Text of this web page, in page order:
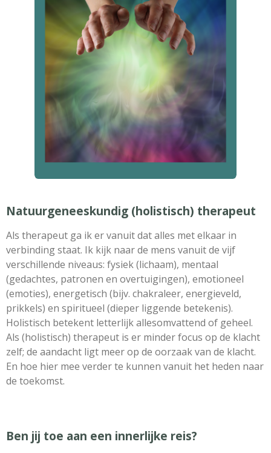
Natuurgeneeskundig (holistisch) therapeut
Als therapeut ga ik er vanuit dat alles met elkaar in
verbinding staat. Ik kijk naar de mens vanuit de vijf
verschillende niveaus: fysiek (lichaam), mentaal
(gedachtes, patronen en overtuigingen), emotioneel
(emoties), energetisch (bijv. chakraleer, energieveld,
prikkels) en spiritueel (dieper liggende betekenis).
Holistisch betekent letterlijk allesomvattend of geheel.
Als (holistisch) therapeut is er minder focus op de klacht
zelf; de aandacht ligt meer op de oorzaak van de klacht.
En hoe hier mee verder te kunnen vanuit het heden naar
de toekomst.
Ben jij toe aan een innerlijke reis?